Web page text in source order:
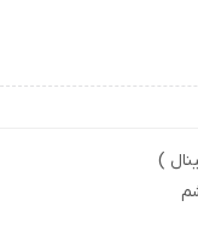
)